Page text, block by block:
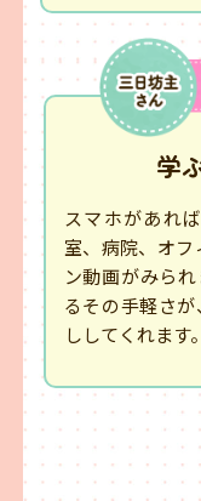
学
スマホがあれ
室、病院、オ
ン動画がみら
るその手軽さ
ししてくれます。